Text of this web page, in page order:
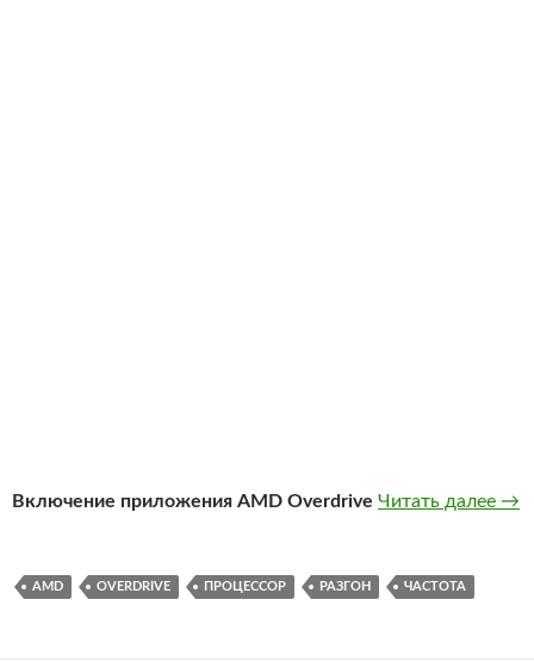
Включение приложения AMD Overdrive Читать далее →
AMD OVERDRIVE ПРОЦЕССОР РАЗГОН ЧАСТОТА